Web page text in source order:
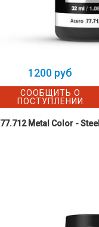
1200 руб
СООБЩИТЬ О
ПОСТУПЛЕНИИ
77.712 Metal Color - Steel